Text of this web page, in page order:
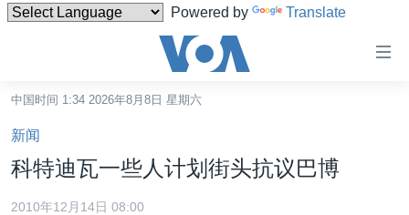
Powered by Translate
碍
链
接
跳
转
中国
中国时间 1:34 2026年8月8日 星期六
新闻
科特迪瓦一些人计划街头抗议巴博
2010年12月14日 08:00